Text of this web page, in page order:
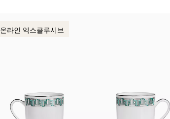
온라인 익스클루시브